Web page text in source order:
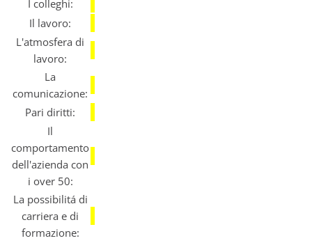
I colleghi:
Il lavoro:
L'atmosfera di
lavoro:
La
comunicazione:
Pari diritti:
Il
comportamento
dell'azienda con
i over 50:
La possibilitá di
carriera e di
formazione: